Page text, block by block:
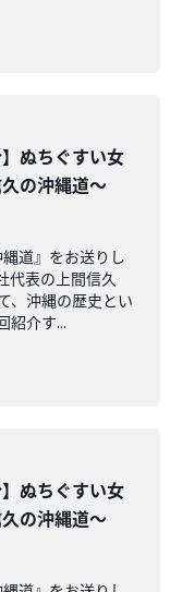
】ぬちぐすい女
の沖縄道～
道』をお送りし
代表の上間信久
、沖縄の歴史とい
紹介す...
】ぬちぐすい女
の沖縄道～